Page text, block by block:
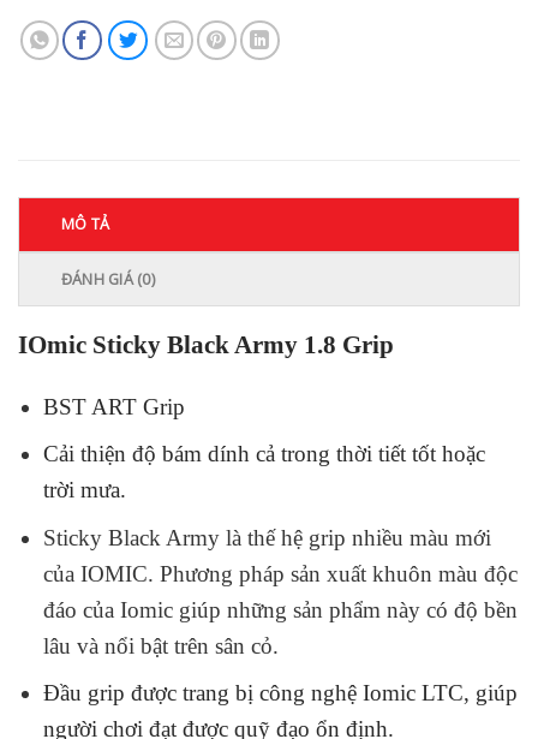
MÔ TẢ
ĐÁNH GIÁ (0)
IOmic Sticky Black Army 1.8 Grip
BST ART Grip
Cải thiện độ bám dính cả trong thời tiết tốt hoặc
trời mưa.
Sticky Black Army là thế hệ grip nhiều màu mới
của IOMIC. Phương pháp sản xuất khuôn màu độc
đáo của Iomic giúp những sản phẩm này có độ bền
lâu và nổi bật trên sân cỏ.
Đầu grip được trang bị công nghệ Iomic LTC, giúp
người chơi đạt được quỹ đạo ổn định.